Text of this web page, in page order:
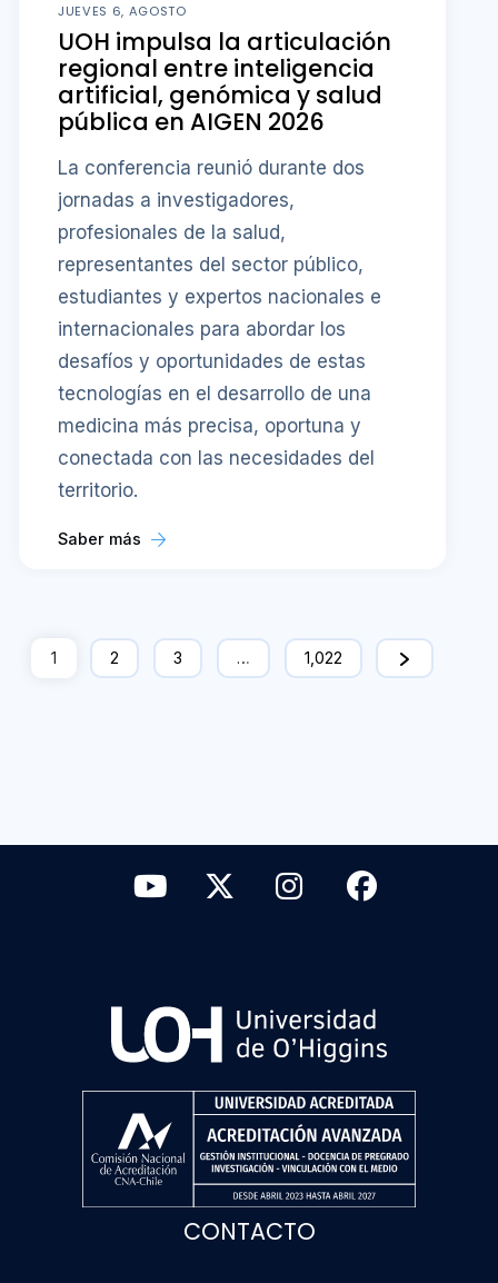
JUEVES 6, AGOSTO
UOH impulsa la articulación
regional entre inteligencia
artificial, genómica y salud
pública en AIGEN 2026
La conferencia reunió durante dos
jornadas a investigadores,
profesionales de la salud,
representantes del sector público,
estudiantes y expertos nacionales e
internacionales para abordar los
desafíos y oportunidades de estas
tecnologías en el desarrollo de una
medicina más precisa, oportuna y
conectada con las necesidades del
territorio.
Saber más
1 2 3 … 1,022
CONTACTO